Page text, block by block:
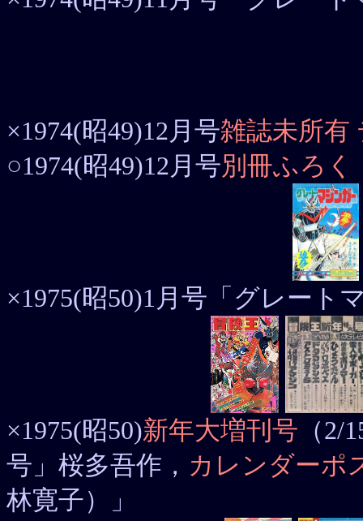
×1974(昭49)12月号雑誌未所有
○1974(昭49)12月号別冊ふろく
×1975(昭50)1月号「グレート
×1975(昭50)新年大増刊号 （
号」桜多吾作， カレンダーポ
林寛子）」